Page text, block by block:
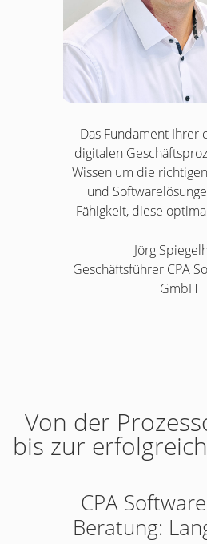
Das Fundament Ihrer
digitalen
Wissen um die
und
Fähigkeit, diese
Jörg
Geschäftsführer CPA
GmbH
Von der
bis zur
CPA
Beratung: